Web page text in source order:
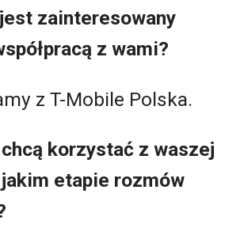
zainteresowany
z wami?
z T-Mobile Polska.
korzystać z waszej
etapie rozmów